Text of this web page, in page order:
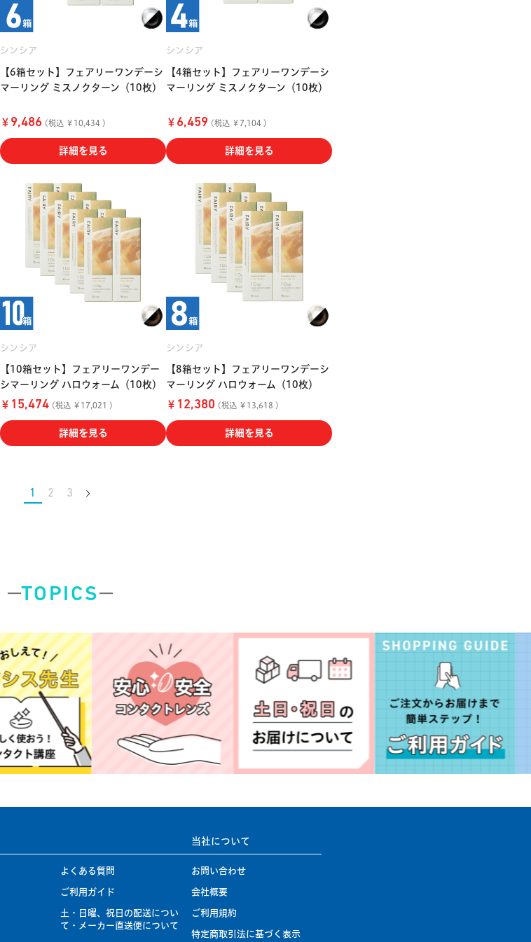
シンシア
【6箱セット】フェアリーワンデーシ
マーリング ミスノクターン（10枚）
￥ 9,486 (税込 ￥10,434 )
詳細を見る
シンシア
【4箱セット】フェアリーワンデーシ
マーリング ミスノクターン（10枚）
￥ 6,459 (税込 ￥7,104 )
詳細を見る
シンシア
【10箱セット】フェアリーワンデー
シマーリング ハロウォーム（10枚）
￥ 15,474 (税込 ￥17,021 )
詳細を見る
シンシア
【8箱セット】フェアリーワンデーシ
マーリング ハロウォーム（10枚）
￥ 12,380 (税込 ￥13,618 )
詳細を見る
1 2 3
TOPICS
よくある質問
ご利用ガイド
土・日曜、祝日の配送につい
て・メーカー直送便について
当社について
お問い合わせ
会社概要
ご利用規約
特定商取引法に基づく表示